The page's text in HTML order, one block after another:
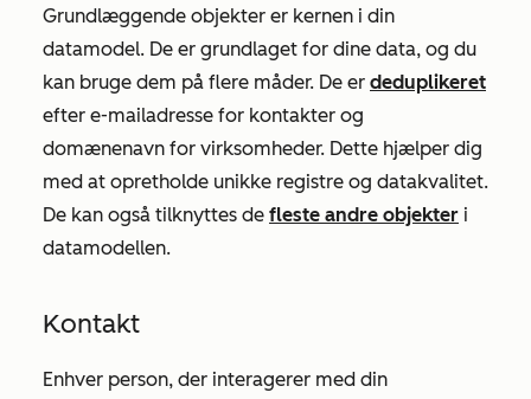
Grundlæggende objekter er kernen i din
datamodel. De er grundlaget for dine data, og du
kan bruge dem på flere måder. De er deduplikeret
efter e-mailadresse for kontakter og
domænenavn for virksomheder. Dette hjælper dig
med at opretholde unikke registre og datakvalitet.
De kan også tilknyttes de fleste andre objekter i
datamodellen.
Kontakt
Enhver person, der interagerer med din